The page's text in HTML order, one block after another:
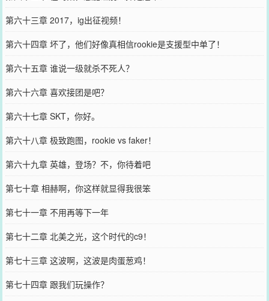
第六十三章 2017，ig出征视频！
第六十四章 坏了，他们好像真相信rookie是支援型中单了！
第六十五章 谁说一级就杀不死人？
第六十六章 喜欢接团是吧？
第六十七章 SKT，你好。
第六十八章 极致跑图，rookie vs faker！
第六十九章 英雄，登场？不，你待着吧
第七十章 相赫啊，你这样就显得我很笨
第七十一章 不用再等下一年
第七十二章 北美之光，这个时代的c9！
第七十三章 这波啊，这波是肉蛋葱鸡！
第七十四章 跟我们玩操作？